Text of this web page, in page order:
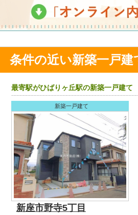
条件の近い新築一戸建
最寄駅がひばりヶ丘駅の新築一戸建て
新築一戸建て
新座市野寺5丁目